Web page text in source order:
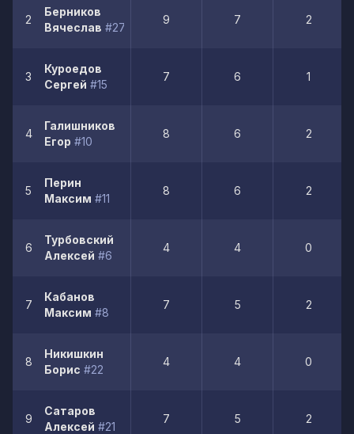
2
Берников
Вячеслав #27
9 7 2
3
Куроедов
Сергей #15
7 6 1
4
Галишников
Егор #10
8 6 2
5
Перин
Максим #11
8 6 2
6
Турбовский
Алексей #6
4 4 0
7
Кабанов
Максим #8
7 5 2
8
Никишкин
Борис #22
4 4 0
9
Сатаров
Алексей #21
7 5 2